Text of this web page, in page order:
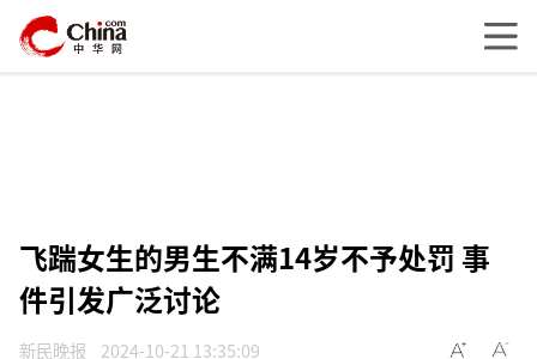
飞踹女生的男生不满14岁不予处罚 事
件引发广泛讨论
新民晚报 2024-10-21 13:35:09